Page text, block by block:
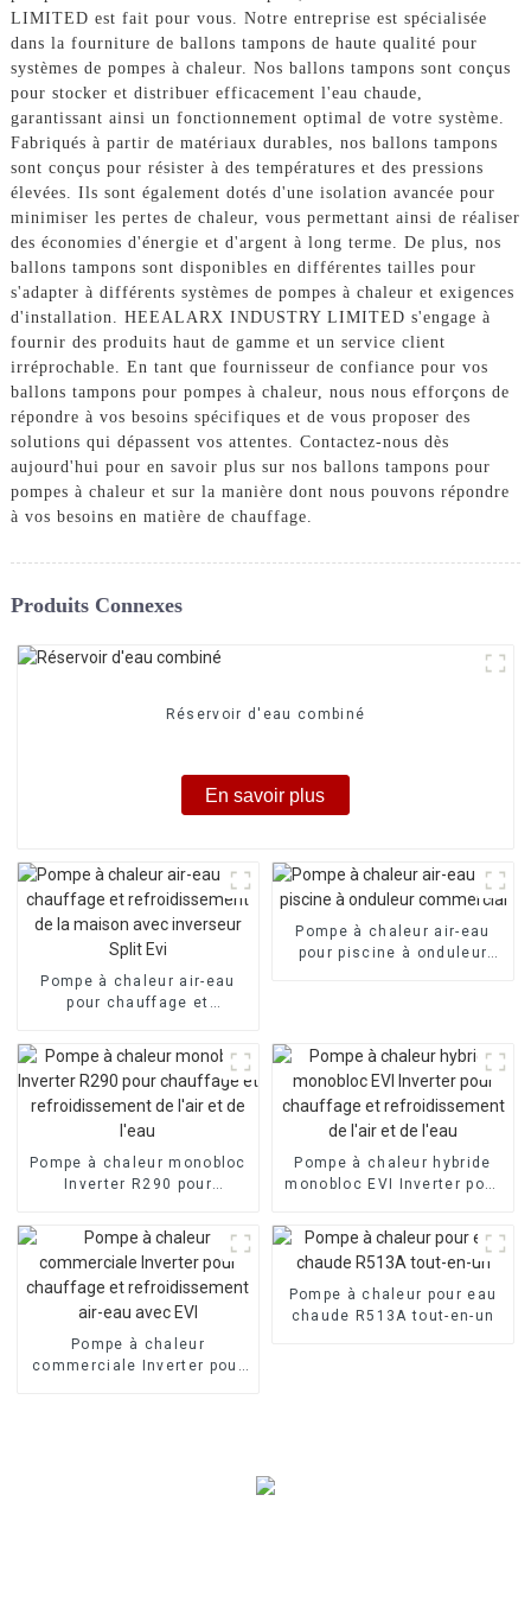
LIMITED est fait pour vous. Notre entreprise est spécialisée
dans la fourniture de ballons tampons de haute qualité pour
systèmes de pompes à chaleur. Nos ballons tampons sont conçus
pour stocker et distribuer efficacement l'eau chaude,
garantissant ainsi un fonctionnement optimal de votre système.
Fabriqués à partir de matériaux durables, nos ballons tampons
sont conçus pour résister à des températures et des pressions
élevées. Ils sont également dotés d'une isolation avancée pour
minimiser les pertes de chaleur, vous permettant ainsi de réaliser
des économies d'énergie et d'argent à long terme. De plus, nos
ballons tampons sont disponibles en différentes tailles pour
s'adapter à différents systèmes de pompes à chaleur et exigences
d'installation. HEEALARX INDUSTRY LIMITED s'engage à
fournir des produits haut de gamme et un service client
irréprochable. En tant que fournisseur de confiance pour vos
ballons tampons pour pompes à chaleur, nous nous efforçons de
répondre à vos besoins spécifiques et de vous proposer des
solutions qui dépassent vos attentes. Contactez-nous dès
aujourd'hui pour en savoir plus sur nos ballons tampons pour
pompes à chaleur et sur la manière dont nous pouvons répondre
à vos besoins en matière de chauffage.
Produits Connexes
Réservoir d'eau combiné
En savoir plus
Pompe à chaleur air-eau
pour chauffage et
maison avec inverseur Split
Evi
Pompe à chaleur air-eau
pour piscine à onduleur
Pompe à chaleur monobloc
Inverter R290 pour
refroidissement de l'air et
de l'eau
Pompe à chaleur hybride
monobloc EVI Inverter pour
refroidissement de l'air et
de l'eau
Pompe à chaleur
commerciale Inverter pour
Pompe à chaleur pour eau
chaude R513A tout-en-un